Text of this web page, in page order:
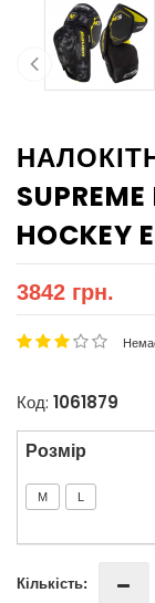
HOCKEY
3842 грн.
Код: 1061879
Розмір
M L
Кількість: